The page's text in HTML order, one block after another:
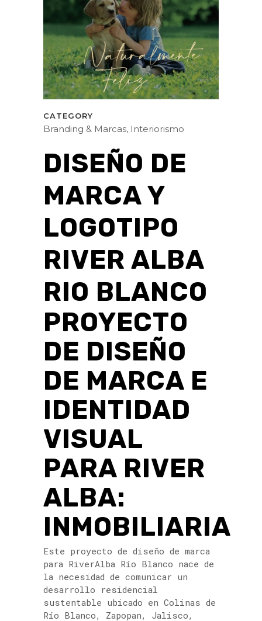
CATEGORY
Branding & Marcas, Interiorismo
DISEÑO DE
MARCA Y
LOGOTIPO
RIVER ALBA
RIO BLANCO
PROYECTO
DE DISEÑO
DE MARCA E
IDENTIDAD
VISUAL
PARA RIVER
ALBA:
INMOBILIARIA
Este proyecto de diseño de marca
para RiverAlba Río Blanco nace de
la necesidad de comunicar un
desarrollo residencial
sustentable ubicado en Colinas de
Río Blanco, Zapopan, Jalisco,